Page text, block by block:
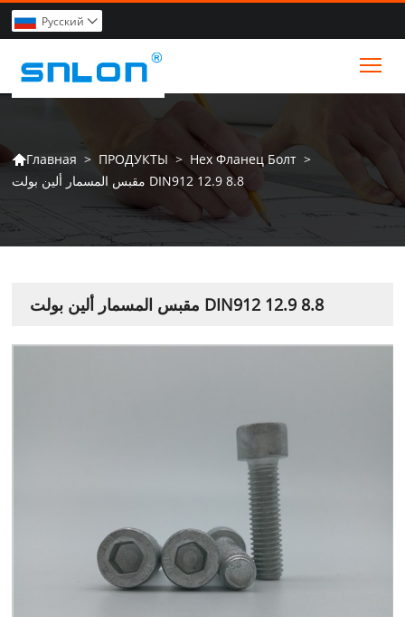
Pусский 
Главная > ПРОДУКТЫ > Hex Фланец Болт >
مقبس المسمار ألين بولت DIN912 12.9 8.8
مقبس المسمار ألين بولت DIN912 12.9 8.8